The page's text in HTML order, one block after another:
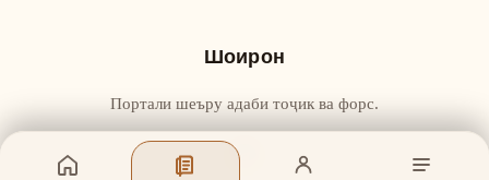
Шоирон
Портали шеъру адаби тоҷик ва форс.